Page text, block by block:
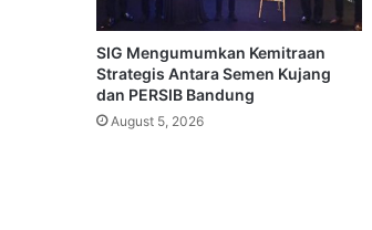
SIG Mengumumkan Kemitraan
Strategis Antara Semen Kujang
dan PERSIB Bandung
August 5, 2026